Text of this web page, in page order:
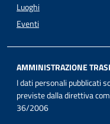
Luoghi
Eventi
AMMINISTRAZIONE
I dati personali pubblicati
previste dalla direttiva
36/2006